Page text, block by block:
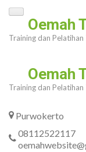
Skip
content
Enter)
Oemah
Training dan
Oemah
Training dan
Purwokerto
08112522117